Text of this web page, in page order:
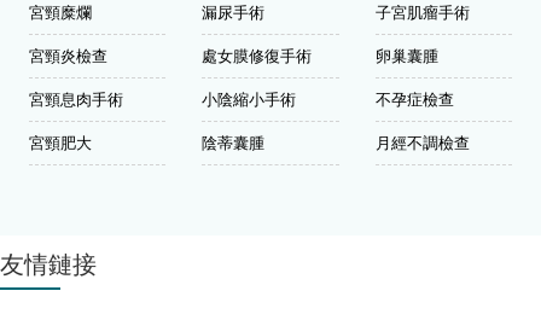
宮頸糜爛
宮頸炎檢查
宮頸息肉手術
宮頸肥大
漏尿手術
處女膜修復手術
小陰縮小手術
陰蒂囊腫
子宮肌瘤手術
卵巢囊腫
不孕症檢查
月經不調檢查
友情鏈接